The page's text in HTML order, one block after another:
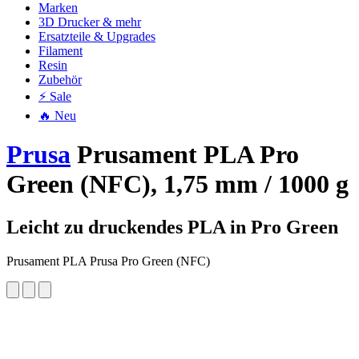
Marken
3D Drucker & mehr
Ersatzteile & Upgrades
Filament
Resin
Zubehör
⚡ Sale
🔥 Neu
Prusa Prusament PLA Pro
Green (NFC), 1,75 mm / 1000 g
Leicht zu druckendes PLA in Pro Green
Prusament PLA Prusa Pro Green (NFC)